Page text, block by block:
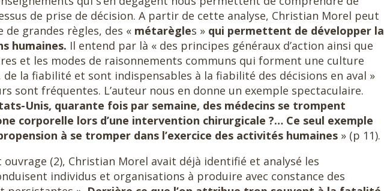
de prise de décision. A partir de cette analyse, Christian Morel peut
de grandes règles, des « métarègles » qui permettent de développer la
humaines. Il entend par là « des principes généraux d’action ainsi que
et les modes de raisonnements communs qui forment une culture
la fiabilité et sont indispensables à la fiabilité des décisions en aval »
sont fréquentes. L’auteur nous en donne un exemple spectaculaire.
Unis, quarante fois par semaine, des médecins se trompent
corporelle lors d’une intervention chirurgicale ?… Ce seul exemple
à se tromper dans l’exercice des activités humaines » (p 11).
ouvrage (2), Christian Morel avait déjà identifié et analysé les
individus et organisations à produire avec constance des